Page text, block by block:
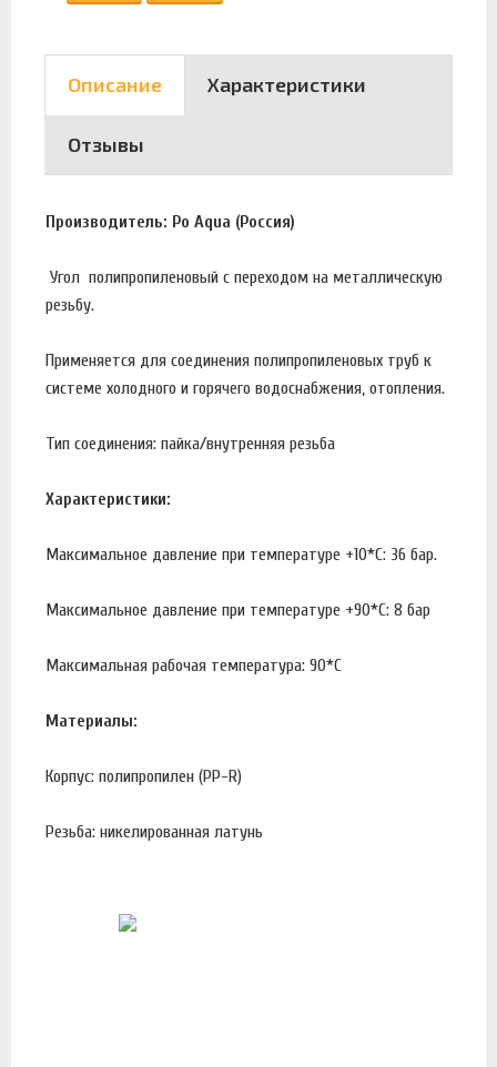
Описание Характеристики
Отзывы
Производитель: Po Aqua (Россия)
Угол полипропиленовый с переходом на металлическую
резьбу.
Применяется для соединения полипропиленовых труб к
системе холодного и горячего водоснабжения, отопления.
Тип соединения: пайка/внутренняя резьба
Характеристики:
Максимальное давление при температуре +10*С: 36 бар.
Максимальное давление при температуре +90*С: 8 бар
Максимальная рабочая температура: 90*С
Материалы:
Корпус: полипропилен (PP-R)
Резьба: никелированная латунь